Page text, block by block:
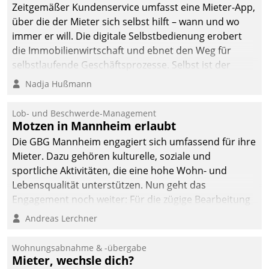
Zeitgemäßer Kundenservice umfasst eine Mieter-App,
über die der Mieter sich selbst hilft – wann und wo
immer er will. Die digitale Selbstbedienung erobert
die Immobilienwirtschaft und ebnet den Weg für
selbstlaufende Geschäftsprozesse. Selbst ist der
Kunde und smart der Serviceanbieter.
Nadja Hußmann
Lob- und Beschwerde-Management
Motzen in Mannheim erlaubt
Die GBG Mannheim engagiert sich umfassend für ihre
Mieter. Dazu gehören kulturelle, soziale und
sportliche Aktivitäten, die eine hohe Wohn- und
Lebensqualität unterstützen. Nun geht das
Engagement noch weiter: Für die zügige Bearbeitung
von Beschwerden – oder Lob – richtet das
und Beschwerde-Management einen eigenen Kanal
ein.
Andreas Lerchner
Wohnungsabnahme & -übergabe
Mieter, wechsle dich?